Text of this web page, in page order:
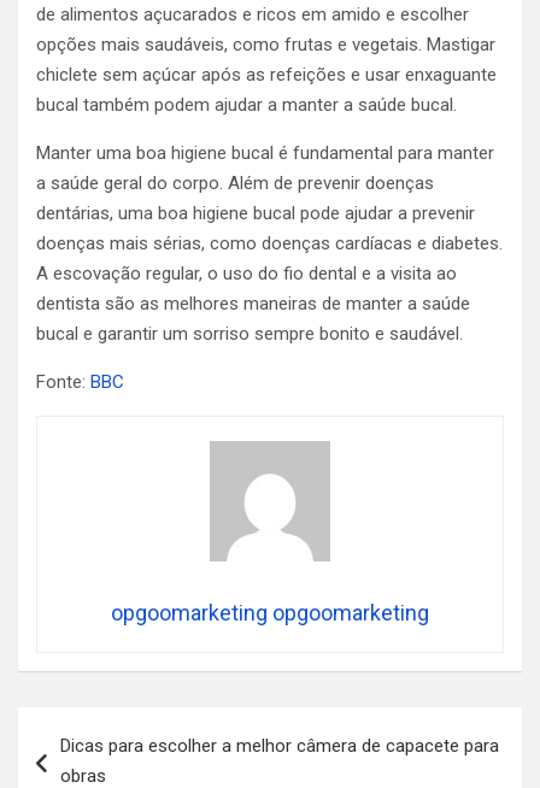
de alimentos açucarados e ricos em amido e escolher
opções mais saudáveis, como frutas e vegetais. Mastigar
chiclete sem açúcar após as refeições e usar enxaguante
bucal também podem ajudar a manter a saúde bucal.
Manter uma boa higiene bucal é fundamental para manter
a saúde geral do corpo. Além de prevenir doenças
dentárias, uma boa higiene bucal pode ajudar a prevenir
doenças mais sérias, como doenças cardíacas e diabetes.
A escovação regular, o uso do fio dental e a visita ao
dentista são as melhores maneiras de manter a saúde
bucal e garantir um sorriso sempre bonito e saudável.
Fonte: BBC
opgoomarketing opgoomarketing
de
Dicas para escolher a melhor câmera de capacete para
obras